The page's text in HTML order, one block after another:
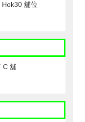
舖位
C 舖